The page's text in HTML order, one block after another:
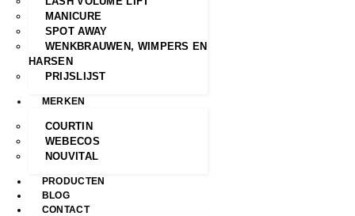
MANICURE
SPOT AWAY
WENKBRAUWEN, WIMPERS EN
HARSEN
PRIJSLIJST
MERKEN
COURTIN
WEBECOS
NOUVITAL
PRODUCTEN
BLOG
CONTACT